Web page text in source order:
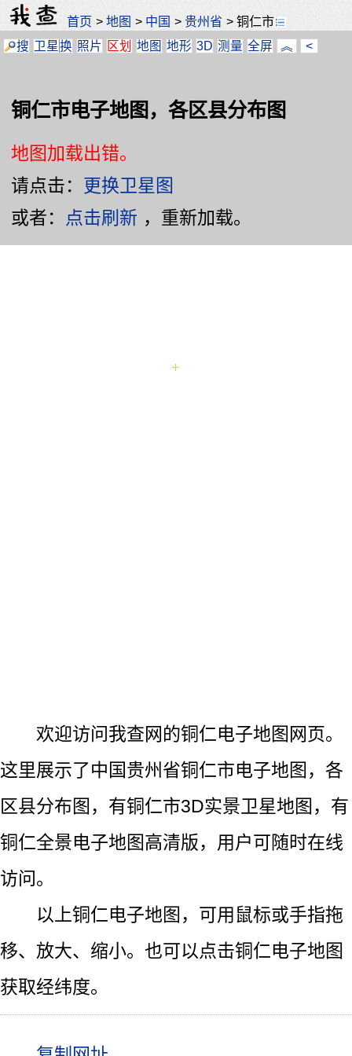
首页 >地图 > 中国 >贵州省 >铜仁市
搜 卫星换 照片 区划 地图 地形 3D 测量 全屏 ︽ <
铜仁市电子地图，各区县分布图
地图加载出错。
请点击： 更换卫星图
或者： 点击刷新 ，重新加载。
欢迎访问我查网的铜仁电子地图网页。
这里展示了中国贵州省铜仁市电子地图，各
区县分布图，有铜仁市3D实景卫星地图，有
铜仁全景电子地图高清版，用户可随时在线
访问。
以上铜仁电子地图，可用鼠标或手指拖
移、放大、缩小。也可以点击铜仁电子地图
获取经纬度。